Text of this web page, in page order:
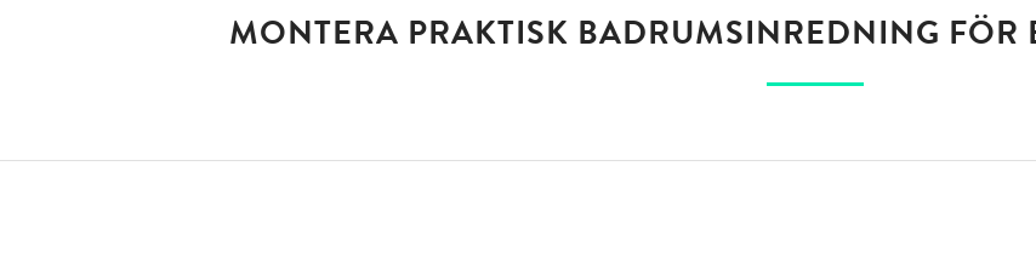
MONTERA PRAKTISK BADRUMSINREDNING FÖR